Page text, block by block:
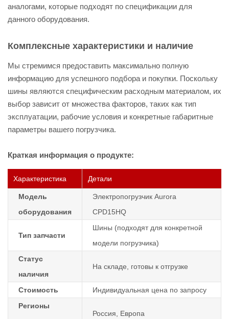
аналогами, которые подходят по спецификации для
данного оборудования.
Комплексные характеристики и наличие
Мы стремимся предоставить максимально полную
информацию для успешного подбора и покупки. Поскольку
шины являются специфическим расходным материалом, их
выбор зависит от множества факторов, таких как тип
эксплуатации, рабочие условия и конкретные габаритные
параметры вашего погрузчика.
Краткая информация о продукте:
Характеристика Детали
Модель
оборудования
Электропогрузчик Aurora
CPD15HQ
Тип запчасти
Шины (подходят для конкретной
модели погрузчика)
Статус
наличия
На складе, готовы к отгрузке
Стоимость
Индивидуальная цена по запросу
Регионы
Россия, Европа